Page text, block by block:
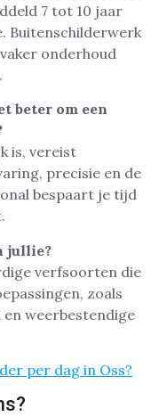
7 tot 10 jaar
Buitenschilderwerk
onderhoud
beter om een
is, vereist
precisie en de
bespaart je tijd
jullie?
verfsoorten die
zoals
weerbestendige
per dag in Oss?